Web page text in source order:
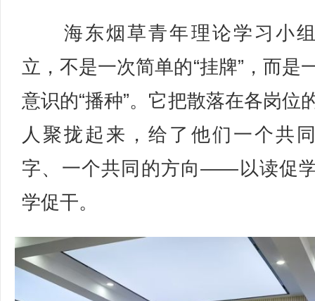
海东烟草青年理论学习小
立，不是一次简单的“挂牌”，而是
意识的“播种”。它把散落在各岗位
人聚拢起来，给了他们一个共
字、一个共同的方向——以读促
学促干。